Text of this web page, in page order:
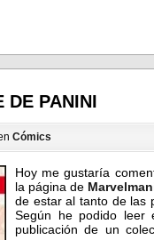
DE PANINI
Cómics
Hoy me gustaría
la página de
de estar al tanto de las
Según he podido leer
publicación de un